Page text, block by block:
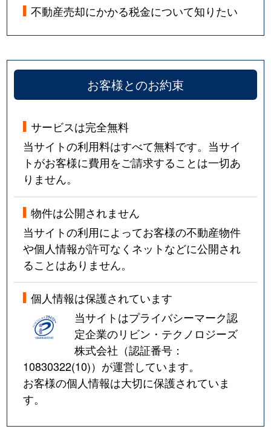
不動産売却にかかる税金について知りたい
お客様とのお約束
サービスは完全無料
当サイトの利用料はすべて無料です。当サイ
トがお客様に費用をご請求することは一切あ
りません。
物件は公開されません
当サイトの利用によってお客様の不動産物件
や個人情報が許可なくネットなどに公開され
ることはありません。
個人情報は保護されています
当サイトはプライバシーマーク認
定企業のリビン・テクノロジーズ
株式会社（認証番号：
10830322(10)）が運営しています。
お客様の個人情報は大切に保護されていま
す。